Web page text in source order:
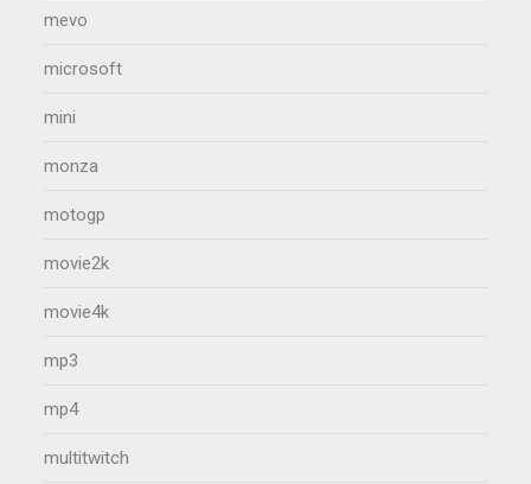
mevo
microsoft
mini
monza
motogp
movie2k
movie4k
mp3
mp4
multitwitch